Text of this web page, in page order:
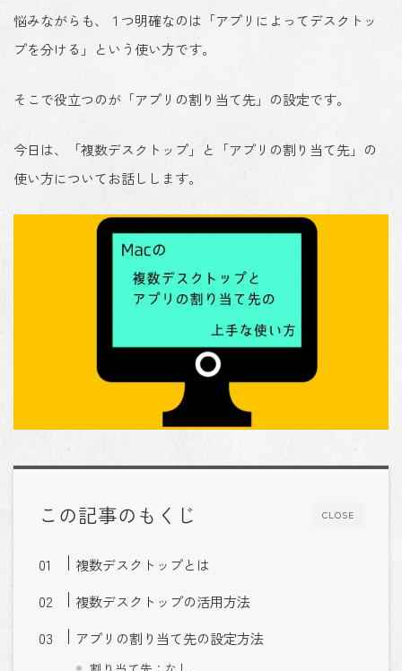
悩みながらも、１つ明確なのは「アプリによってデスクトッ
プを分ける」という使い方です。
そこで役立つのが「アプリの割り当て先」の設定です。
今日は、「複数デスクトップ」と「アプリの割り当て先」の
使い方についてお話しします。
CLOSE
この記事のもくじ
複数デスクトップとは
複数デスクトップの活用方法
アプリの割り当て先の設定方法